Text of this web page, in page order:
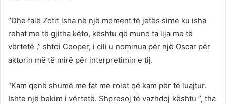
“Dhe falë Zotit isha në një moment të jetës sime ku isha
rehat me të gjitha këto, kështu që mund ta lija me të
vërtetë ,” shtoi Cooper, i cili u nominua për një Oscar për
aktorin më të mirë për interpretimin e tij.
“Kam qenë shumë me fat me rolet që kam për të luajtur.
Ishte një bekim i vërtetë. Shpresoj të vazhdoj kështu ”, tha